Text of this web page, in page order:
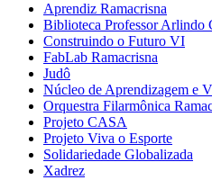
Aprendiz Ramacrisna
Biblioteca Professor Arlindo
Construindo o Futuro VI
FabLab Ramacrisna
Judô
Núcleo de Aprendizagem e
Orquestra Filarmônica
Projeto CASA
Projeto Viva o Esporte
Solidariedade Globalizada
Xadrez